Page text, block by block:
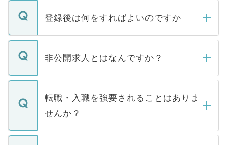
登録後は何をすればよいのですか
ご登録いただきましたら、弊社担当者がご
登録内容を確認し、その後メールもしくは
ます。通常、5営業日以内にはご連絡をせて
いただきますので、しばらくお待ちくださ
非公開求人とはなんですか？
マイナビDOCTORで取り扱っている求人の
うち約3割は、Webサイトからご覧いただ
けない「非公開求人」です。非公開求人は
下記の理由によって、一般には公開してい
ません。
転職・入職を強要されることはありま
せんか？
転職・入職を強要することは一切ありませ